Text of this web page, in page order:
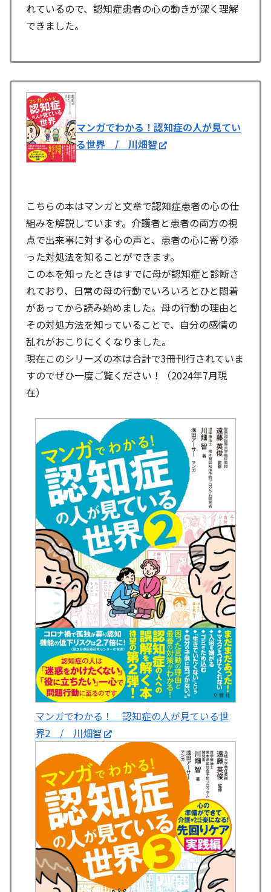
れているので、認知症患者の心の動きが深く理解
できました。
マンガでわかる！認知症の人が見てい
る世界 / 川畑智
こちらの本はマンガと文章で認知症患者の心の仕
組みを解説しています。介護者と患者の両方の視
点で出来事に対する心の声と、患者の心に寄り添
った対処法を知ることができます。
この本を知ったときはすでに母が認知症と診断さ
れており、日常の母の行動でいろいろとひと悶着
があってから読み始めました。母の行動の理由と
その対処方法を知っていることで、自分の感情の
乱れがおこりにくくなりました。
現在このシリーズの本は合計で3冊刊行されていま
すのでぜひ一度ご覧ください！（2024年7月現
在）
マンガでわかる！ 認知症の人が見ている世
界2 / 川畑智